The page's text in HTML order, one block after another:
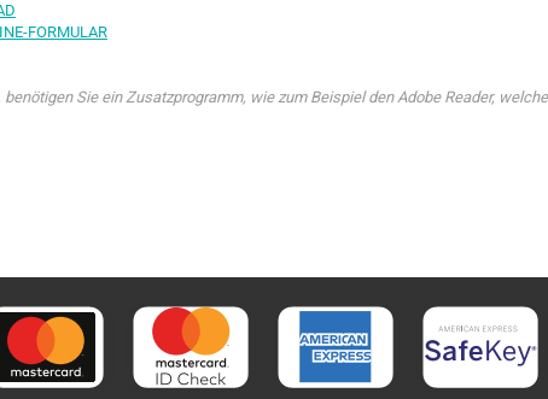
FORMULAR
Sie ein Zusatzprogramm, wie zum Beispiel den Adobe Reader,